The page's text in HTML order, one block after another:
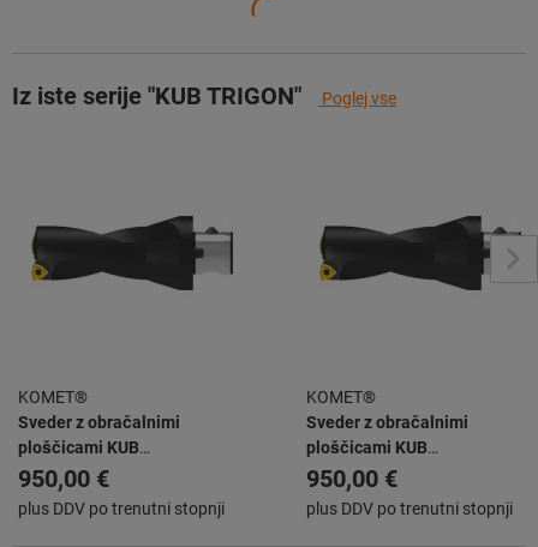
Iz iste serije "KUB TRIGON" Poglej vse
KOMET®
Sveder z obračalnimi
ploščicami KUB
ABS63/W2942/45/90/R
950,00 €
plus DDV po trenutni stopnji
KOMET®
Sveder z obračalnimi
ploščicami KUB
ABS63/W2942/48/96/R
950,00 €
plus DDV po trenutni stopnji